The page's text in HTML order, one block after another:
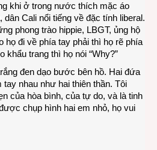
khi ở trong nước thích mặc áo
Cali nổi tiếng về đặc tính liberal.
phong trào hippie, LBGT, ủng hộ
đi về phía tay phải thì họ rẽ phía
khẩu trang thì họ nói “Why?”
đen dạo bước bên hồ. Hai đứa
nhau như hai thiên thần. Tôi
của hòa bình, của tự do, và là tinh
chụp hình hai em nhỏ, họ vui